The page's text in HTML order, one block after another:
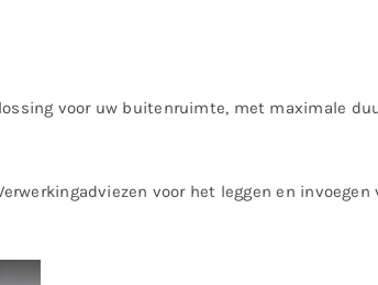
voor uw buitenruimte, met maximale
voor het leggen en